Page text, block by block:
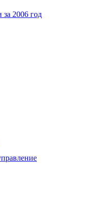
за 2006 год